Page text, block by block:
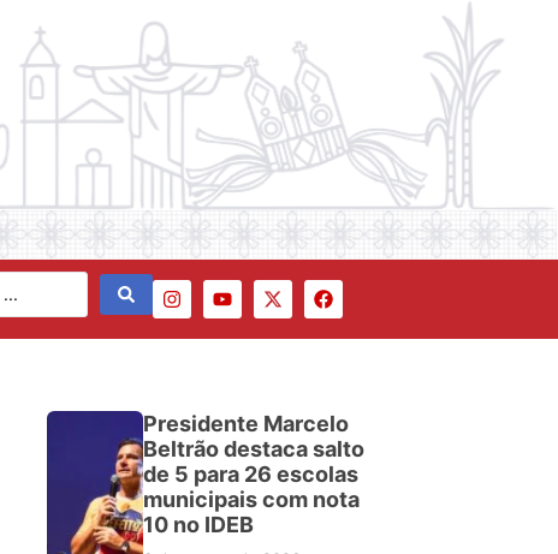
Presidente Marcelo
Beltrão destaca salto
de 5 para 26 escolas
municipais com nota
10 no IDEB